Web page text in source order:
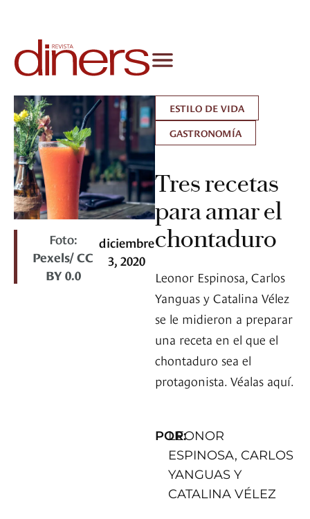
Foto:
Pexels/ CC
BY 0.0
diciembre
3, 2020
ESTILO DE VIDA
GASTRONOMÍA
Tres recetas
para amar el
chontaduro
Leonor Espinosa, Carlos
Yanguas y Catalina Vélez
se le midieron a preparar
una receta en el que el
chontaduro sea el
protagonista. Véalas aquí.
POR:
LEONOR
ESPINOSA, CARLOS
YANGUAS Y
CATALINA VÉLEZ